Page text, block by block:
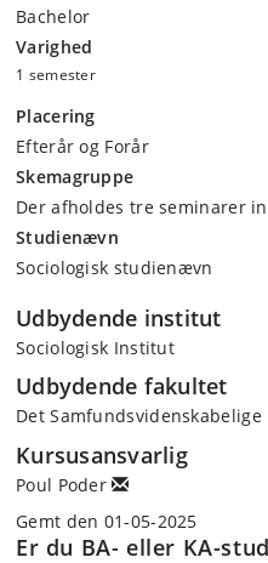
Bachelor
Varighed
1 semester
Placering
Efterår og Forår
Skemagruppe
Der afholdes tre seminarer
Studienævn
Sociologisk studienævn
Udbydende institut
Sociologisk Institut
Udbydende fakultet
Det Samfundsvidenskabelige
Kursusansvarlig
Poul Poder
Gemt den 01-05-2025
Er du BA- eller KA-